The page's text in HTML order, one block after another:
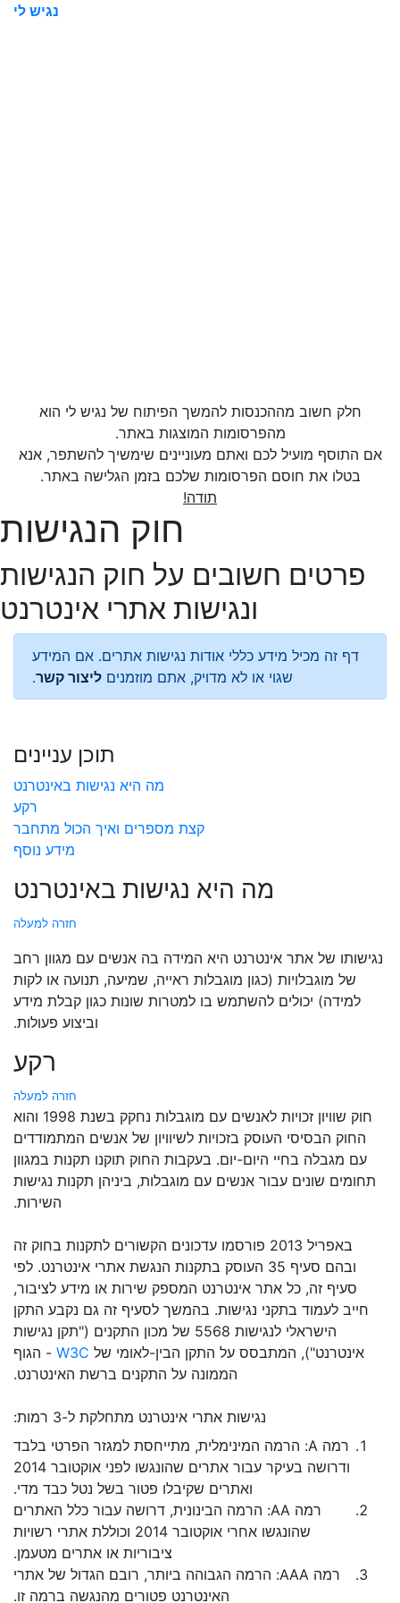
נגיש לי
חלק חשוב מההכנסות להמשך הפיתוח של נגיש לי הוא
מהפרסומות המוצגות באתר.
אם התוסף מועיל לכם ואתם מעוניינים שימשיך להשתפר, אנא
בטלו את חוסם הפרסומות שלכם בזמן הגלישה באתר.
תודה!
חוק הנגישות
פרטים חשובים על חוק הנגישות
ונגישות אתרי אינטרנט
דף זה מכיל מידע כללי אודות נגישות אתרים. אם המידע
שגוי או לא מדויק, אתם מוזמנים ליצור קשר.
תוכן עניינים
מה היא נגישות באינטרנט
רקע
קצת מספרים ואיך הכול מתחבר
מידע נוסף
מה היא נגישות באינטרנט
חזרה למעלה
נגישותו של אתר אינטרנט היא המידה בה אנשים עם מגוון רחב
של מוגבלויות (כגון מוגבלות ראייה, שמיעה, תנועה או לקות
למידה) יכולים להשתמש בו למטרות שונות כגון קבלת מידע
וביצוע פעולות.
רקע
חזרה למעלה
חוק שוויון זכויות לאנשים עם מוגבלות נחקק בשנת 1998 והוא
החוק הבסיסי העוסק בזכויות לשיוויון של אנשים המתמודדים
עם מגבלה בחיי היום-יום. בעקבות החוק תוקנו תקנות במגוון
תחומים שונים עבור אנשים עם מוגבלות, ביניהן תקנות נגישות
השירות.
באפריל 2013 פורסמו עדכונים הקשורים לתקנות בחוק זה
ובהם סעיף 35 העוסק בתקנות הנגשת אתרי אינטרנט. לפי
סעיף זה, כל אתר אינטרנט המספק שירות או מידע לציבור,
חייב לעמוד בתקני נגישות. בהמשך לסעיף זה גם נקבע התקן
הישראלי לנגישות 5568 של מכון התקנים ("תקן נגישות
אינטרנט"), המתבסס על התקן הבין-לאומי של W3C - הגוף
הממונה על התקנים ברשת האינטרנט.
נגישות אתרי אינטרנט מתחלקת ל-3 רמות:
רמה A: הרמה המינימלית, מתייחסת למגזר הפרטי בלבד
ודרושה בעיקר עבור אתרים שהונגשו לפני אוקטובר 2014
ואתרים שקיבלו פטור בשל נטל כבד מדי.
רמה AA: הרמה הבינונית, דרושה עבור כלל האתרים
שהונגשו אחרי אוקטובר 2014 וכוללת אתרי רשויות
ציבוריות או אתרים מטעמן.
רמה AAA: הרמה הגבוהה ביותר, רובם הגדול של אתרי
האינטרנט פטורים מהנגשה ברמה זו.